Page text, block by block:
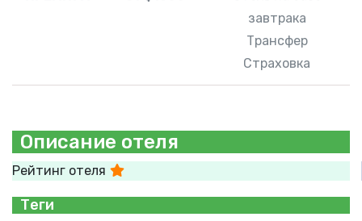
завтрака
Трансфер
Страховка
Описание отеля
Рейтинг отеля
Теги